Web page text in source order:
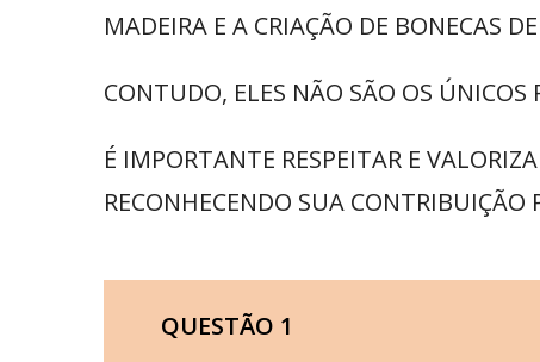
MADEIRA E A CRIAÇÃO DE BONECAS
CONTUDO, ELES NÃO SÃO OS
É IMPORTANTE RESPEITAR E
RECONHECENDO SUA
QUESTÃO 1